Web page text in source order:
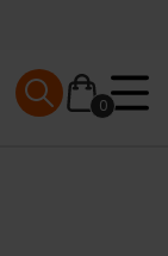
0
Mobile menu